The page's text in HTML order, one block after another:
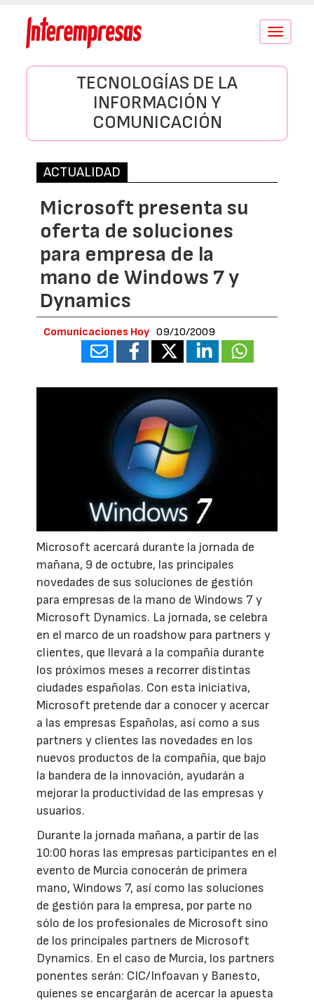
Conmutar
TECNOLOGÍAS DE LA
INFORMACIÓN Y
COMUNICACIÓN
ACTUALIDAD
Microsoft presenta su
oferta de soluciones
para empresa de la
mano de Windows 7 y
Dynamics
Comunicaciones Hoy 09/10/2009
Microsoft acercará durante la jornada de
mañana, 9 de octubre, las principales
novedades de sus soluciones de gestión
para empresas de la mano de Windows 7 y
Microsoft Dynamics. La jornada, se celebra
en el marco de un roadshow para partners y
clientes, que llevará a la compañía durante
los próximos meses a recorrer distintas
ciudades españolas. Con esta iniciativa,
Microsoft pretende dar a conocer y acercar
a las empresas Españolas, así como a sus
partners y clientes las novedades en los
nuevos productos de la compañía, que bajo
la bandera de la innovación, ayudarán a
mejorar la productividad de las empresas y
usuarios.
Durante la jornada mañana, a partir de las
10:00 horas las empresas participantes en el
evento de Murcia conocerán de primera
mano, Windows 7, así como las soluciones
de gestión para la empresa, por parte no
sólo de los profesionales de Microsoft sino
de los principales partners de Microsoft
Dynamics. En el caso de Murcia, los partners
ponentes serán: CIC/Infoavan y Banesto,
quienes se encargarán de acercar la apuesta